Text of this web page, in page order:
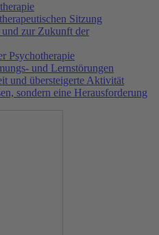
Sitzung
zur Zukunft der
Psychotherapie
und Lernstörungen
und übersteigerte Aktivität
sondern eine Herausforderung